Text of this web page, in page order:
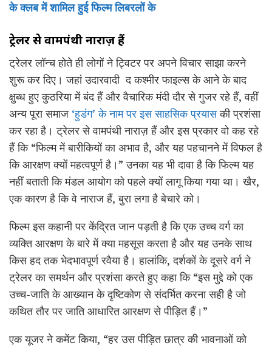
के क्लब में शामिल हुई फिल्म लिबरलों के
ट्रेलरसेवामपंथीनाराज़हैं
ट्रेलर लॉन्च होते ही लोगों ने ट्विटर पर अपने विचार साझा करने
शुरू कर दिए। जहां उदारवादी द कश्मीर फाइल्स के आने के बाद
क्षुब्ध हुए कुठरिया में बंद हैं और वैचारिक मंदी दौर से गुजर रहे हैं, वहीं
अन्य पूरा समाज ‘हुडंग’ के नाम पर इस साहसिक प्रयासकी प्रशंसा
कर रहा है। ट्रेलर से वामपंथी नाराज़ हैं और इस प्रकार वो कह रहे
हैं कि “फिल्म में बारीकियों का अभाव है, और यह पहचानने में विफल है
कि आरक्षण क्यों महत्वपूर्ण है।” उनका यह भी दावा है कि फिल्म यह
नहीं बताती कि मंडल आयोग को पहले क्यों लागू किया गया था। खैर,
एक कारण है कि वे नाराज हैं, बुरा लगा है बेचारे को।
फिल्म इस कहानी पर केंद्रित जान पड़ती है कि एक उच्च वर्ग का
व्यक्ति आरक्षण के बारे में क्या महसूस करता है और यह उनके साथ
किस हद तक भेदभावपूर्ण रवैया है। हालांकि, दर्शकों के दूसरे वर्ग ने
ट्रेलर का समर्थन और प्रशंसा करते हुए कहा कि “इस मुद्दे को एक
उच्च-जाति के आख्यान के दृष्टिकोण से संदर्भित करना सही है जो
कथित तौर पर जाति आधारित आरक्षण से पीड़ित हैं।”
एक यूजर ने कमेंट किया, “हर उस पीड़ित छात्र की भावनाओं को